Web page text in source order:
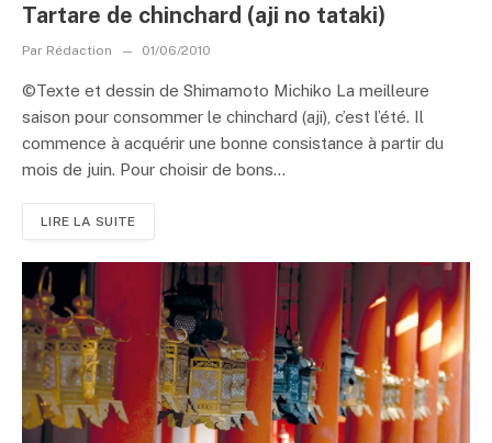
Tartare de chinchard (aji no tataki)
Par Rédaction 01/06/2010
©Texte et dessin de Shimamoto Michiko La meilleure
saison pour consommer le chinchard (aji), c’est l’été. Il
commence à acquérir une bonne consistance à partir du
mois de juin. Pour choisir de bons...
LIRE LA SUITE